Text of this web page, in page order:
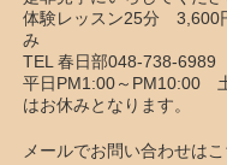
体験レッスン25分
み
TEL 春日部048-738-
平日PM1:00～PM10:00
はお休みとなります。
メールでお問い合わせはこ